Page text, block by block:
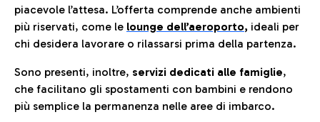
piacevole l’attesa. L’offerta comprende anche ambienti
più riservati, come le lounge dell’aeroporto, ideali per
chi desidera lavorare o rilassarsi prima della partenza.
Sono presenti, inoltre, servizi dedicati alle famiglie,
che facilitano gli spostamenti con bambini e rendono
più semplice la permanenza nelle aree di imbarco.